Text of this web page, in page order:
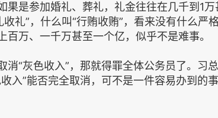
果是参加婚礼、葬礼，礼金往往在几千到1
礼”，什么叫“行贿收贿”，看来没有什么严
百万、一千万甚至一个亿，似乎不是难事。
消“灰色收入”，那就得罪全体公务员了。习
入”能否完全取消，可不是一件容易办到的